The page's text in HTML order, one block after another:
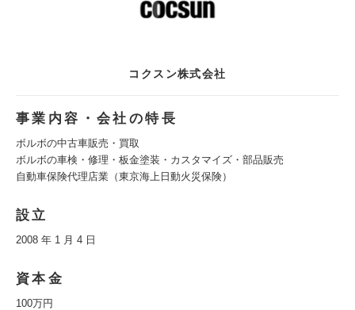
コクスン株式会社
事業内容・会社の特長
ボルボの中古車販売・買取
ボルボの車検・修理・板金塗装・カスタマイズ・部品販売
自動車保険代理店業（東京海上日動火災保険）
設立
2008 年 1 月 4 日
資本金
100万円